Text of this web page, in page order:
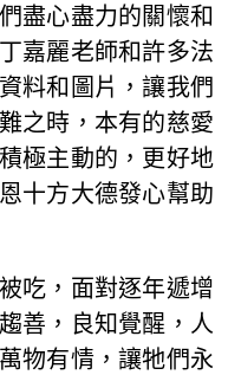
盡心盡力的關懷和
嘉麗老師和許多法
料和圖片，讓我們
之時，本有的慈愛
極主動的，更好地
十方大德發心幫助
吃，面對逐年遞增
善，良知覺醒，人
物有情，讓牠們永